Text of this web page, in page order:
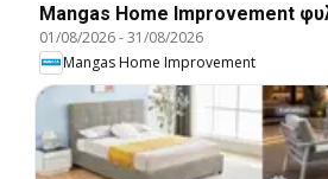
Mangas Home Improvement
01/08/2026-31/08/2026
Mangas Home Improvement